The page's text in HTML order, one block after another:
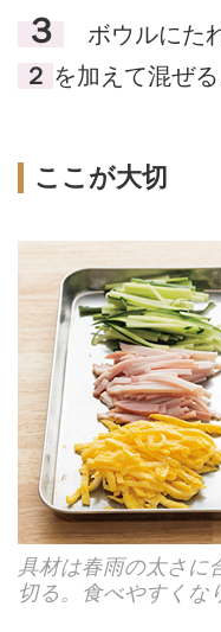
３ ボウルにた
２ を加えて混ぜる
ここが大切
具材は春雨の太さに
切る。食べやすくな